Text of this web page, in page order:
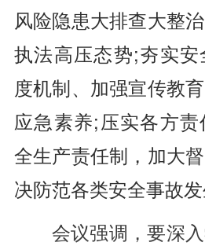
风险隐患大排查大整
执法高压态势;夯实
度机制、加强宣传教
应急素养;压实各方
全生产责任制，加大
决防范各类安全事故发
会议强调，要深